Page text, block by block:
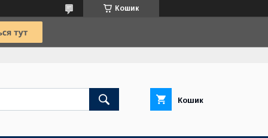
Кошик
Кошик